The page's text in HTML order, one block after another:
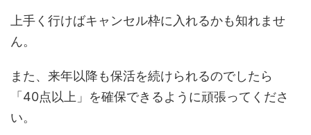
上手く行けばキャンセル枠に入れるかも知れませ
ん。
また、来年以降も保活を続けられるのでしたら
「40点以上」を確保できるように頑張ってくださ
い。